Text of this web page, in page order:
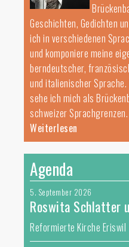
Geschichten, Gedichten
ich in verschiedenen
und komponiere meine
berndeutscher,
und italienischer
sehe ich mich als
schweizer
Weiterlesen
Agenda
5. September 2026
Roswita Schlatter
Reformierte Kirche